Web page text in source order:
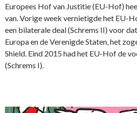
Europees Hof van Justitie (EU-Hof)
van. Vorige week vernietigde het EU-
een bilaterale deal (Schrems II) voor
Europa en de Verenigde Staten, het
Shield. Eind 2015 had het EU-Hof de
(Schrems I).